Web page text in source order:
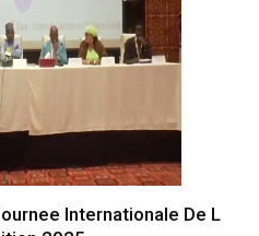
Internationale De L